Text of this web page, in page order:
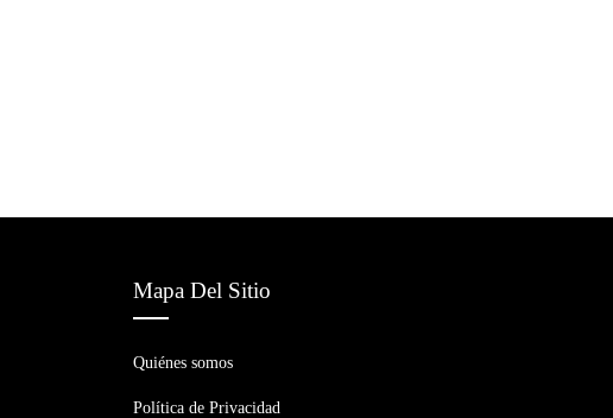
Mapa Del Sitio
Quiénes somos
Política de Privacidad